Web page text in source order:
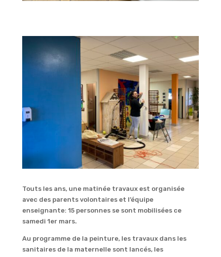
Touts les ans, une matinée travaux est organisée
avec des parents volontaires et l’équipe
enseignante: 15 personnes se sont mobilisées ce
samedi 1er mars.
Au programme de la peinture, les travaux dans les
sanitaires de la maternelle sont lancés, les